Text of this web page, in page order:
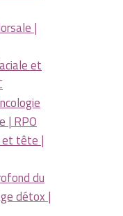
|
et
| RPO
et tête |
du
détox |